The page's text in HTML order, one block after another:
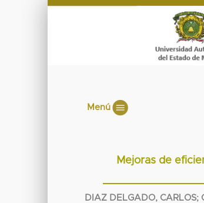
Menú
Mejoras de
DIAZ DELGADO, CARLOS;